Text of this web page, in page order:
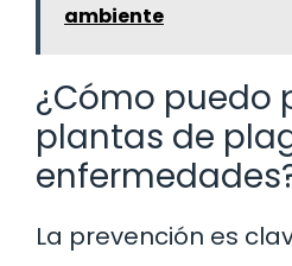
ambiente
¿Cómo puedo
plantas de
La prevención es